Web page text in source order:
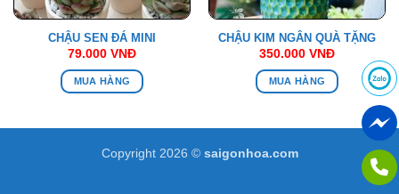
CHẬU SEN ĐÁ MINI
79.000 VNĐ
MUA HÀNG
CHẬU KIM NGÂN QUÀ TẶNG
350.000 VNĐ
MUA HÀNG
Copyright 2026 © saigonhoa.com